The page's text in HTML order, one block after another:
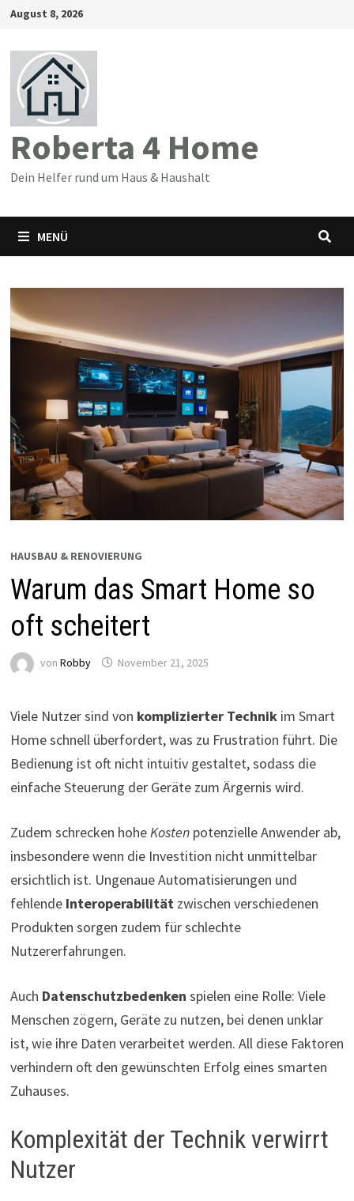
Zum
springen
August 8, 2026
Roberta 4 Home
Dein Helfer rund um Haus & Haushalt
MENÜ
HAUSBAU & RENOVIERUNG
Warum das Smart Home so
oft scheitert
von Robby November 21, 2025
Viele Nutzer sind von komplizierter Technikim Smart
Home schnell überfordert, was zu Frustration führt. Die
Bedienung ist oft nicht intuitiv gestaltet, sodass die
einfache Steuerung der Geräte zum Ärgernis wird.
Zudem schrecken hoheKostenpotenzielle Anwender ab,
insbesondere wenn die Investition nicht unmittelbar
ersichtlich ist. Ungenaue Automatisierungen und
fehlende Interoperabilitätzwischen verschiedenen
Produkten sorgen zudem für schlechte
Nutzererfahrungen.
Auch Datenschutzbedenken spielen eine Rolle: Viele
Menschen zögern, Geräte zu nutzen, bei denen unklar
ist, wie ihre Daten verarbeitet werden. All diese Faktoren
verhindern oft den gewünschten Erfolg eines smarten
Zuhauses.
Komplexität der Technik verwirrt
Nutzer